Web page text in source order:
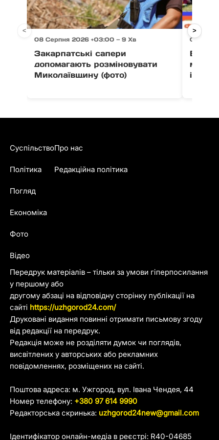
08 Серпня 2026 +03:00 — 9 Хв
Закарпатські сапери
допомагають розміновувати
Миколаївщину (фото)
08
В
< >
Передрук матеріалів – тільки за умови гіперпосилання
у першому або
другому абзаці на відповідну сторінку публікації на
сайті https://uzhgorod24.com/
Друковані видання повинні отримати письмову згоду
від редакції на передрук.
Редакція може не розділяти думок чи поглядів,
висвітлених у авторських або рекламних
повідомленнях, розміщених на сайті.
Поштова адреса: м. Ужгород, вул. Івана Чендея, 44
Номер телефону: +380 97 614 9990
Редакторська скринька: uzhgorod24new@gmail.com
Ідентифікатор онлайн-медіа в реєстрі: R40-04685
Суспільство
Політика
Погляд
Економіка
Фото
Відео
Про нас
Редакційна політика